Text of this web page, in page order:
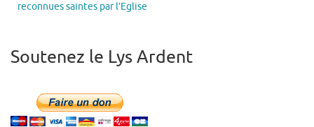
reconnues saintes par l’Eglise
Soutenez le Lys Ardent